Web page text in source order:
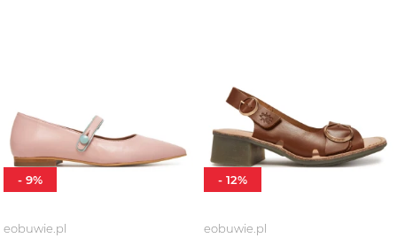
eobuwie.pl
- 9%
eobuwie.pl
- 12%